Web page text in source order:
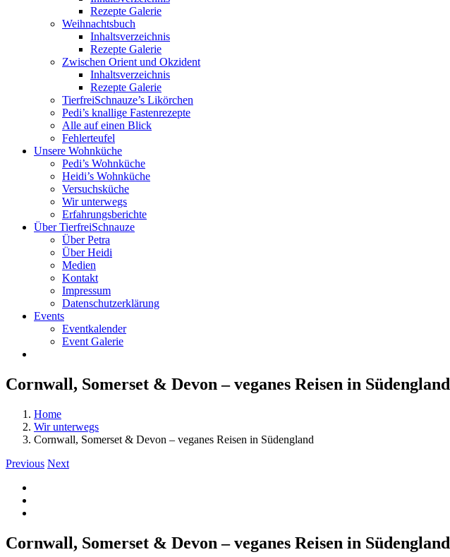
Rezepte Galerie
Weihnachtsbuch
Inhaltsverzeichnis
Rezepte Galerie
Zwischen Orient und Okzident
Inhaltsverzeichnis
Rezepte Galerie
TierfreiSchnauze’s Likörchen
Pedi’s knallige Fastenrezepte
Alle auf einen Blick
Fehlerteufel
Unsere Wohnküche
Pedi’s Wohnküche
Heidi’s Wohnküche
Versuchsküche
Wir unterwegs
Erfahrungsberichte
Über TierfreiSchnauze
Über Petra
Über Heidi
Medien
Kontakt
Impressum
Datenschutzerklärung
Events
Eventkalender
Event Galerie
Cornwall, Somerset & Devon – veganes Reisen in Südengland
Home
Wir unterwegs
Cornwall, Somerset & Devon – veganes Reisen in Südengland
Previous Next
Cornwall, Somerset & Devon – veganes Reisen in Südengland